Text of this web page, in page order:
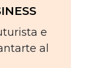
e
al